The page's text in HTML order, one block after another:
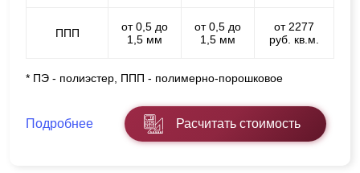
ППП
от 0,5 до
1,5 мм
от 0,5 до
1,5 мм
от 2277
руб. кв.м.
* ПЭ - полиэстер, ППП - полимерно-порошковое
Подробнее Расчитать стоимость